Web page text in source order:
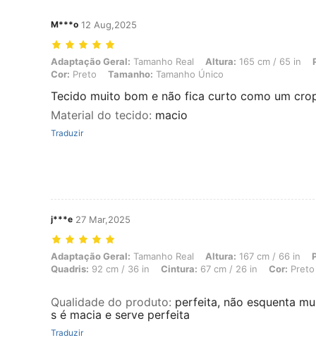
M***o 12 Aug,2025
Adaptação Geral: Tamanho Real, Altura: 165 cm / 65 in, Peso: 52
Adaptação Geral: Tamanho Real Altura: 165 cm / 65 in
Cor: Preto Tamanho: Tamanho Único
Tecido muito bom e não fica curto como um
Material do tecido: macio
Traduzir
j***e 27 Mar,2025
Adaptação Geral: Tamanho Real, Altura: 167 cm / 66 in, Peso: 51
Adaptação Geral: Tamanho Real Altura: 167 cm / 66 in
Quadris: 92 cm / 36 in Cintura: 67 cm / 26 in Cor: Preto
Qualidade do produto: perfeita, não esquenta
s é macia e serve perfeita
Traduzir